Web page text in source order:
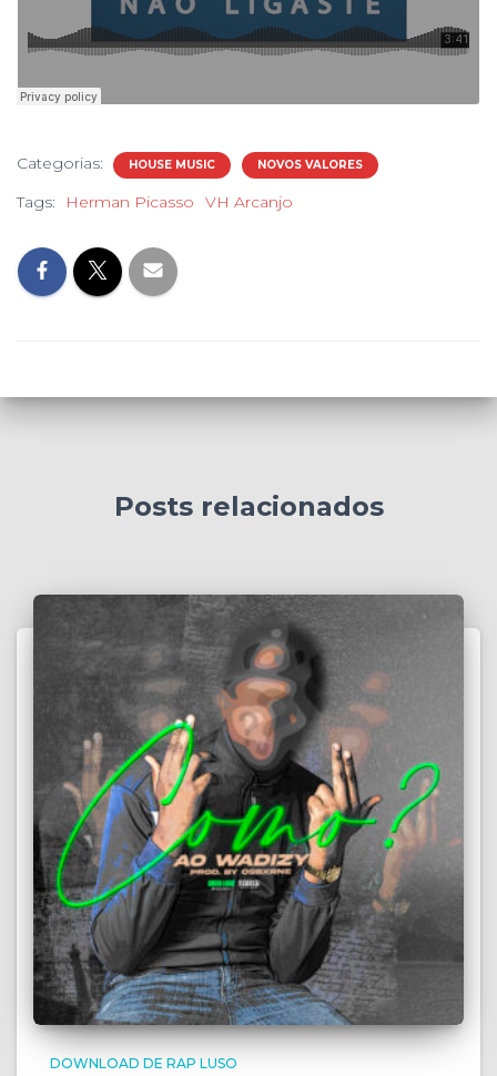
Categorias: HOUSE MUSIC NOVOS VALORES
Tags: Herman Picasso VH Arcanjo
Posts relacionados
DOWNLOAD DE RAP LUSO